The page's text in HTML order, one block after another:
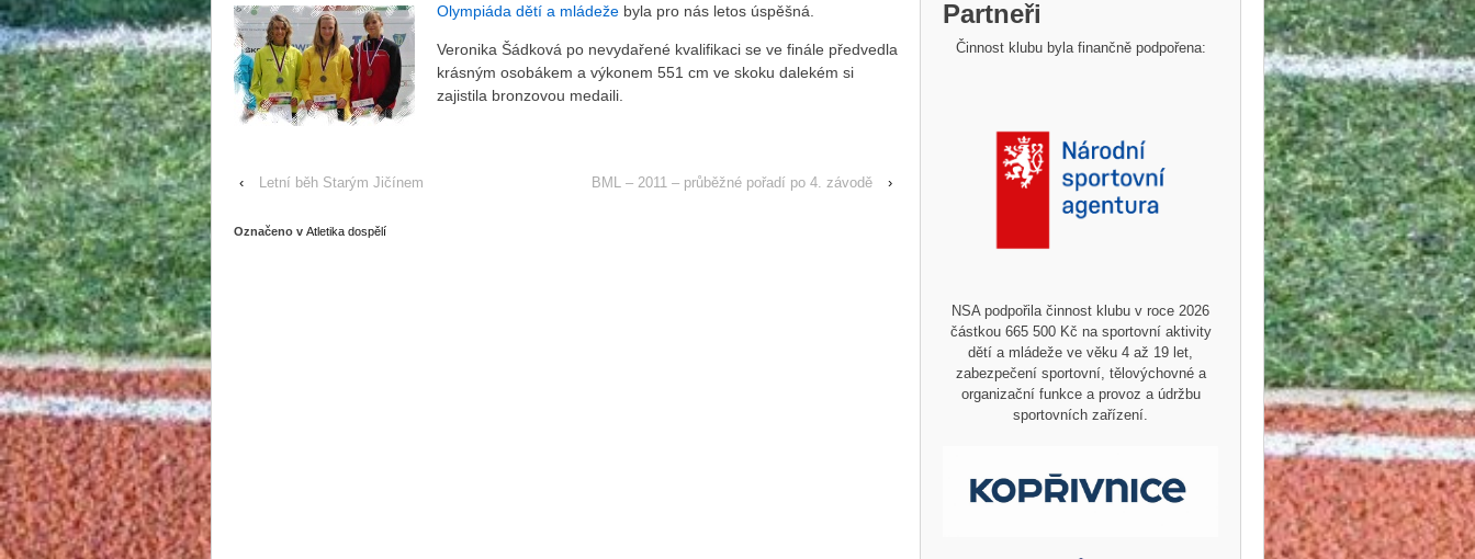
Olympiáda dětí a mládeže byla pro nás letos úspěšná.
Veronika Šádková po nevydařené kvalifikaci se ve finále předvedla
krásným osobákem a výkonem 551 cm ve skoku dalekém si
zajistila bronzovou medaili.
‹ Letní běh Starým Jičínem BML – 2011 – průběžné pořadí po 4. závodě ›
Označeno v Atletika dospělí
Partneři
Činnost klubu byla finančně podpořena:
NSA podpořila činnost klubu v roce 2026
částkou 665 500 Kč na sportovní aktivity
dětí a mládeže ve věku 4 až 19 let,
zabezpečení sportovní, tělovýchovné a
organizační funkce a provoz a údržbu
sportovních zařízení.